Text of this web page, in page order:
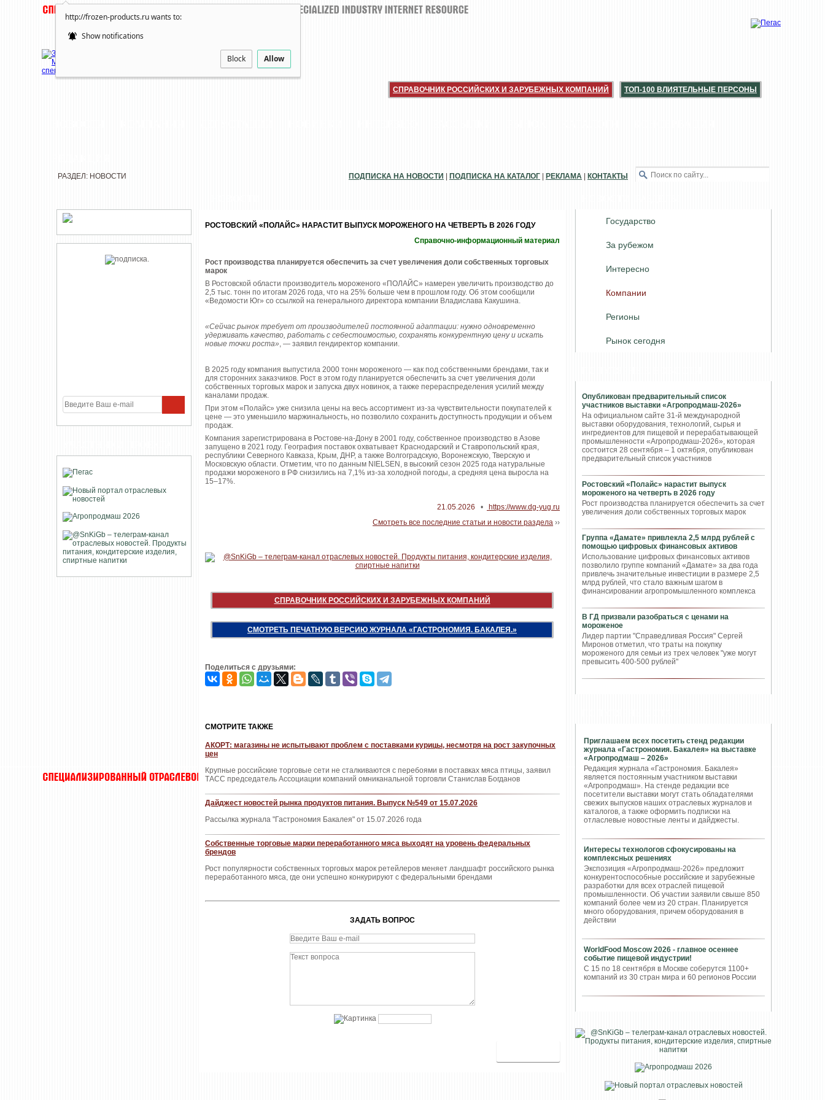
http://frozen-products.ru wants to:
Show notifications
Block Allow
СПРАВОЧНИК РОССИЙСКИХ И ЗАРУБЕЖНЫХ КОМПАНИЙ ТОП-100 ВЛИЯТЕЛЬНЫЕ ПЕРСОНЫ
Государство
За рубежом
Интересно
Компании
Регионы
Рынок сегодня
Опубликован предварительный список
участников выставки «Агропродмаш-2026»
На официальном сайте 31-й международной
выставки оборудования, технологий, сырья и
ингредиентов для пищевой и перерабатывающей
промышленности «Агропродмаш-2026», которая
состоится 28 сентября – 1 октября, опубликован
предварительный список участников
Ростовский «Полайс» нарастит выпуск
мороженого на четверть в 2026 году
Рост производства планируется обеспечить за счет
увеличения доли собственных торговых марок
Группа «Дамате» привлекла 2,5 млрд рублей с
помощью цифровых финансовых активов
Использование цифровых финансовых активов
позволило группе компаний «Дамате» за два года
привлечь значительные инвестиции в размере 2,5
млрд рублей, что стало важным шагом в
финансировании агропромышленного комплекса
В ГД призвали разобраться с ценами на
мороженое
Лидер партии "Справедливая Россия" Сергей
Миронов отметил, что траты на покупку
мороженого для семьи из трех человек "уже могут
превысить 400-500 рублей"
Приглашаем всех посетить стенд редакции
журнала «Гастрономия. Бакалея» на выставке
«Агропродмаш – 2026»
Редакция журнала «Гастрономия. Бакалея»
является постоянным участником выставки
«Агропродмаш». На стенде редакции все
посетители выставки могут стать обладателями
свежих выпусков наших отраслевых журналов и
каталогов, а также оформить подписки на
отласлевые новостные ленты и дайджесты.
Интересы технологов сфокусированы на
комплексных решениях
Экспозиция «Агропродмаш-2026» предложит
конкурентоспособные российские и зарубежные
разработки для всех отраслей пищевой
промышленности. Об участии заявили свыше 850
компаний более чем из 20 стран. Планируется
много оборудования, причем оборудования в
действии
WorldFood Moscow 2026 - главное осеннее
событие пищевой индустрии!
С 15 по 18 сентября в Москве соберутся 1100+
компаний из 30 стран мира и 60 регионов России
РАЗДЕЛ: НОВОСТИ ПОДПИСКА НА НОВОСТИ ПОДПИСКА НА КАТАЛОГ РЕКЛАМА КОНТАКТЫ
РОСТОВСКИЙ «ПОЛАЙС» НАРАСТИТ ВЫПУСК МОРОЖЕНОГО НА ЧЕТВЕРТЬ В 2026 ГОДУ
Справочно-информационный материал
Рост производства планируется обеспечить за счет увеличения доли собственных торговых
марок
В Ростовской области производитель мороженого «ПОЛАЙС» намерен увеличить производство до
2,5 тыс. тонн по итогам 2026 года, что на 25% больше чем в прошлом году. Об этом сообщили
«Ведомости Юг» со ссылкой на генерального директора компании Владислава Какушина.
«Сейчас рынок требует от производителей постоянной адаптации: нужно одновременно
удерживать качество, работать с себестоимостью, сохранять конкурентную цену и искать
новые точки роста», — заявил гендиректор компании.
В 2025 году компания выпустила 2000 тонн мороженого — как под собственными брендами, так и
для сторонних заказчиков. Рост в этом году планируется обеспечить за счет увеличения доли
собственных торговых марок и запуска двух новинок, а также перераспределения усилий между
каналами продаж.
При этом «Полайс» уже снизила цены на весь ассортимент из-за чувствительности покупателей к
цене — это уменьшило маржинальность, но позволило сохранить доступность продукции и объем
продаж.
Компания зарегистрирована в Ростове-на-Дону в 2001 году, собственное производство в Азове
запущено в 2021 году. География поставок охватывает Краснодарский и Ставропольский края,
республики Северного Кавказа, Крым, ДНР, а также Волгоградскую, Воронежскую, Тверскую и
Московскую области. Отметим, что по данным NIELSEN, в высокий сезон 2025 года натуральные
продажи мороженого в РФ снизились на 7,1% из-за холодной погоды, а средняя цена выросла на
15–17%.
21.05.2026 •
https://www.dg-yug.ru
Смотреть все последние статьи и новости раздела ››
СПРАВОЧНИК РОССИЙСКИХ И ЗАРУБЕЖНЫХ КОМПАНИЙ
СМОТРЕТЬ ПЕЧАТНУЮ ВЕРСИЮ ЖУРНАЛА «ГАСТРОНОМИЯ. БАКАЛЕЯ.»
Поделиться с друзьями:
CМОТРИТЕ ТАКЖЕ
АКОРТ: магазины не испытывают проблем с поставками курицы, несмотря на рост закупочных
цен
Крупные российские торговые сети не сталкиваются с перебоями в поставках мяса птицы, заявил
ТАСС председатель Ассоциации компаний омниканальной торговли Станислав Богданов
Дайджест новостей рынка продуктов питания. Выпуск №549 от 15.07.2026
Рассылка журнала "Гастрономия Бакалея" от 15.07.2026 года
Собственные торговые марки переработанного мяса выходят на уровень федеральных
брендов
Рост популярности собственных торговых марок ретейлеров меняет ландшафт российского рынка
переработанного мяса, где они успешно конкурируют с федеральными брендами
ЗАДАТЬ ВОПРОС